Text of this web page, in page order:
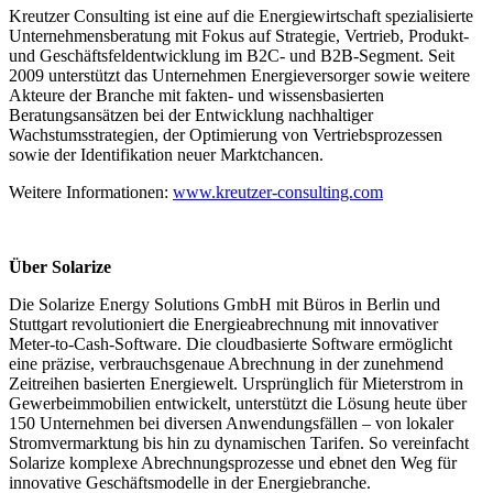
Kreutzer Consulting ist eine auf die Energiewirtschaft spezialisierte
Unternehmensberatung mit Fokus auf Strategie, Vertrieb, Produkt-
und Geschäftsfeldentwicklung im B2C- und B2B-Segment. Seit
2009 unterstützt das Unternehmen Energieversorger sowie weitere
Akteure der Branche mit fakten- und wissensbasierten
Beratungsansätzen bei der Entwicklung nachhaltiger
Wachstumsstrategien, der Optimierung von Vertriebsprozessen
sowie der Identifikation neuer Marktchancen.
Weitere Informationen: www.kreutzer-consulting.com
Über Solarize
Die Solarize Energy Solutions GmbH mit Büros in Berlin und
Stuttgart revolutioniert die Energieabrechnung mit innovativer
Meter-to-Cash-Software. Die cloudbasierte Software ermöglicht
eine präzise, verbrauchsgenaue Abrechnung in der zunehmend
Zeitreihen basierten Energiewelt. Ursprünglich für Mieterstrom in
Gewerbeimmobilien entwickelt, unterstützt die Lösung heute über
150 Unternehmen bei diversen Anwendungsfällen – von lokaler
Stromvermarktung bis hin zu dynamischen Tarifen. So vereinfacht
Solarize komplexe Abrechnungsprozesse und ebnet den Weg für
innovative Geschäftsmodelle in der Energiebranche.